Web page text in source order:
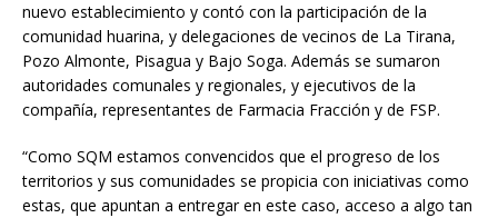
nuevo establecimiento y contó con la participación de la
comunidad huarina, y delegaciones de vecinos de La Tirana,
Pozo Almonte, Pisagua y Bajo Soga. Además se sumaron
autoridades comunales y regionales, y ejecutivos de la
compañía, representantes de Farmacia Fracción y de FSP.
“Como SQM estamos convencidos que el progreso de los
territorios y sus comunidades se propicia con iniciativas como
estas, que apuntan a entregar en este caso, acceso a algo tan